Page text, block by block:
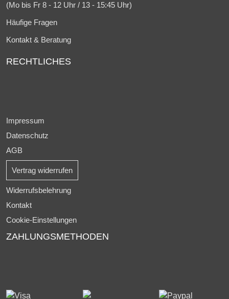
(Mo bis Fr 8 - 12 Uhr / 13 - 15:45 Uhr)
Häufige Fragen
Kontakt & Beratung
RECHTLICHES
Impressum
Datenschutz
AGB
Vertrag widerrufen
Widerrufsbelehrung
Kontakt
Cookie-Einstellungen
ZAHLUNGSMETHODEN